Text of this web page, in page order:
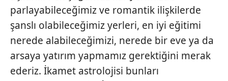
parlayabileceğimiz ve romantik ilişkilerde
şanslı olabileceğimiz yerleri, en iyi eğitimi
nerede alabileceğimizi, nerede bir eve ya da
arsaya yatırım yapmamız gerektiğini merak
ederiz. İkamet astrolojisi bunları